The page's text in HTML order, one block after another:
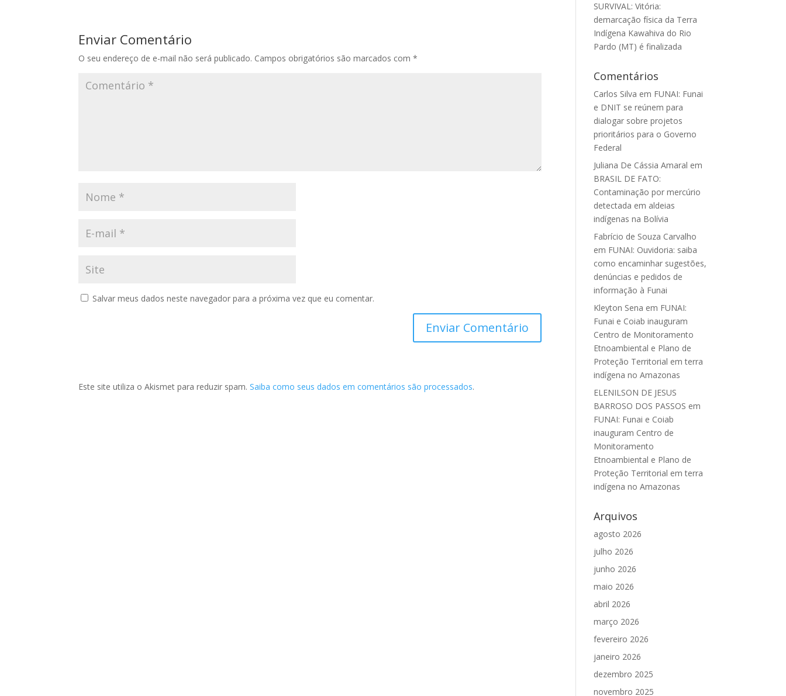
Enviar Comentário
O seu endereço de e-mail não será publicado. Campos obrigatórios são marcados com*
Salvar meus dados neste navegador para a próxima vez que eu comentar.
Este site utiliza o Akismet para reduzir spam.Saiba como seus dados em comentários são processados.
SURVIVAL: Vitória:
demarcação física da Terra
Indígena Kawahiva do Rio
Pardo (MT) é finalizada
Comentários
Carlos Silva em FUNAI: Funai
e DNIT se reúnem para
dialogar sobre projetos
prioritários para o Governo
Federal
Juliana De Cássia Amaral em
BRASIL DE FATO:
Contaminação por mercúrio
detectada em aldeias
indígenas na Bolívia
Fabrício de Souza Carvalho
em FUNAI: Ouvidoria: saiba
como encaminhar sugestões,
denúncias e pedidos de
informação à Funai
Kleyton Sena em FUNAI:
Funai e Coiab inauguram
Centro de Monitoramento
Etnoambiental e Plano de
Proteção Territorial em terra
indígena no Amazonas
ELENILSON DE JESUS
BARROSO DOS PASSOS em
FUNAI: Funai e Coiab
inauguram Centro de
Monitoramento
Etnoambiental e Plano de
Proteção Territorial em terra
indígena no Amazonas
Arquivos
agosto 2026
julho 2026
junho 2026
maio 2026
abril 2026
março 2026
fevereiro 2026
janeiro 2026
dezembro 2025
novembro 2025